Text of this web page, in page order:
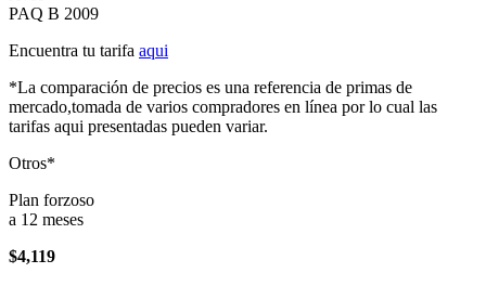
PAQ B 2009
Encuentra tu tarifa aqui
*La comparación de precios es una referencia de primas de
mercado,tomada de varios compradores en línea por lo cual las
tarifas aqui presentadas pueden variar.
Otros*
Plan forzoso
a 12 meses
$4,119